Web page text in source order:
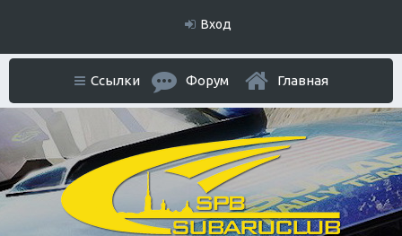
Вход
Ссылки Форум Главная